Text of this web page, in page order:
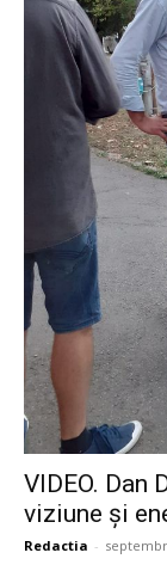
VIDEO. Dan
viziune și
Redactia -